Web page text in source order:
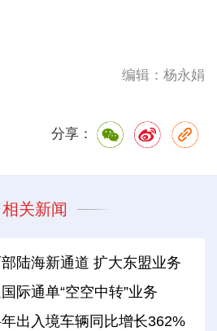
编辑：杨永娟
分享：
相关新闻
陆海新通道 扩大东盟业务
际通单“空空中转”业务
出入境车辆同比增长362%